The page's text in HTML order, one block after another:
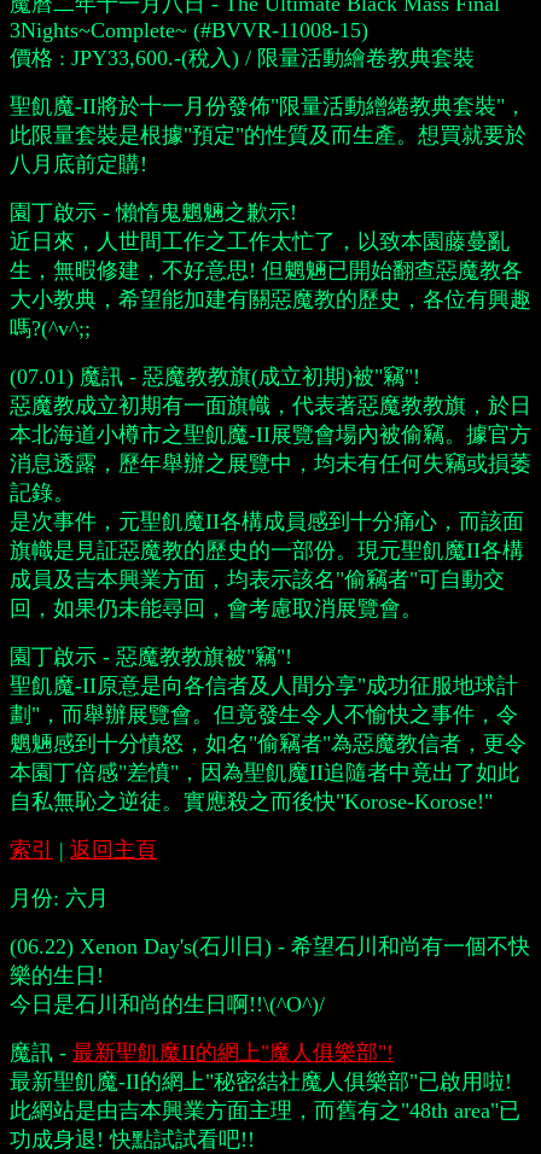
3Nights~Complete~ (#BVVR-11008-15)
價格 : JPY33,600.-(稅入) / 限量活動繪卷教典套裝
聖飢魔-II將於十一月份發佈"限量活動繒綣教典套裝"，
此限量套裝是根據"預定"的性質及而生產。想買就要於
八月底前定購!
園丁啟示 - 懶惰鬼魍魎之歉示!
近日來，人世間工作之工作太忙了，以致本園藤蔓亂
生，無暇修建，不好意思! 但魍魎已開始翻查惡魔教各
大小教典，希望能加建有關惡魔教的歷史，各位有興趣
嗎?(^v^;;
(07.01) 魔訊 - 惡魔教教旗(成立初期)被"竊"!
惡魔教成立初期有一面旗幟，代表著惡魔教教旗，於日
本北海道小樽市之聖飢魔-II展覽會場內被偷竊。據官方
消息透露，歷年舉辦之展覽中，均未有任何失竊或損萎
記錄。
是次事件，元聖飢魔II各構成員感到十分痛心，而該面
旗幟是見証惡魔教的歷史的一部份。現元聖飢魔II各構
成員及吉本興業方面，均表示該名"偷竊者"可自動交
回，如果仍未能尋回，會考慮取消展覽會。
園丁啟示 - 惡魔教教旗被"竊"!
聖飢魔-II原意是向各信者及人間分享"成功征服地球計
劃"，而舉辦展覽會。但竟發生令人不愉快之事件，令
魍魎感到十分憤怒，如名"偷竊者"為惡魔教信者，更令
本園丁倍感"差憤"，因為聖飢魔II追隨者中竟出了如此
自私無恥之逆徒。實應殺之而後快"Korose-Korose!"
索引
| 返回主頁
月份: 六月
(06.22) Xenon Day's(石川日) - 希望石川和尚有一個不快
樂的生日!
今日是石川和尚的生日啊!!\(^O^)/
魔訊 - 最新聖飢魔II的網上"魔人俱樂部"!
最新聖飢魔-II的網上"秘密結社魔人俱樂部"已啟用啦!
此網站是由吉本興業方面主理，而舊有之"48th area"已
功成身退! 快點試試看吧!!